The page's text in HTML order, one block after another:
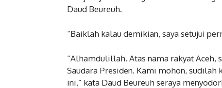
Daud Beureuh.
“Baiklah kalau demikian, saya setujui
“Alhamdulillah. Atas nama rakyat Aceh,
Saudara Presiden. Kami mohon, sudilah
ini,” kata Daud Beureuh seraya